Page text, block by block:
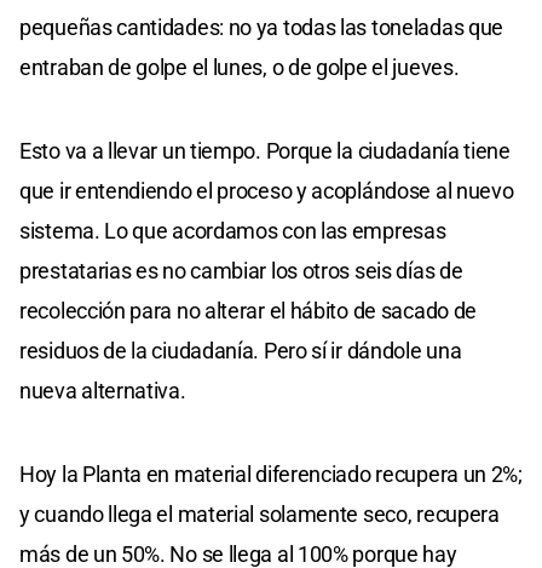
pequeñas cantidades: no ya todas las toneladas que
entraban de golpe el lunes, o de golpe el jueves.
Esto va a llevar un tiempo. Porque la ciudadanía tiene
que ir entendiendo el proceso y acoplándose al nuevo
sistema. Lo que acordamos con las empresas
prestatarias es no cambiar los otros seis días de
recolección para no alterar el hábito de sacado de
residuos de la ciudadanía. Pero sí ir dándole una
nueva alternativa.
Hoy la Planta en material diferenciado recupera un 2%;
y cuando llega el material solamente seco, recupera
más de un 50%. No se llega al 100% porque hay